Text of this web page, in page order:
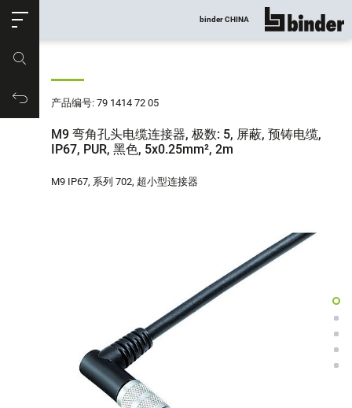
购物车
binder CHINA 显示所有
产品编号: 79 1414 72 05
M9 弯角孔头电缆连接器, 极数: 5, 屏蔽, 预铸电缆,
IP67, PUR, 黑色, 5x0.25mm², 2m
M9 IP67, 系列 702, 超小型连接器